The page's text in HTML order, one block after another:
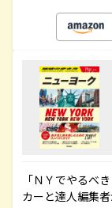
「ＮＹでやるべ
カーと達人編集